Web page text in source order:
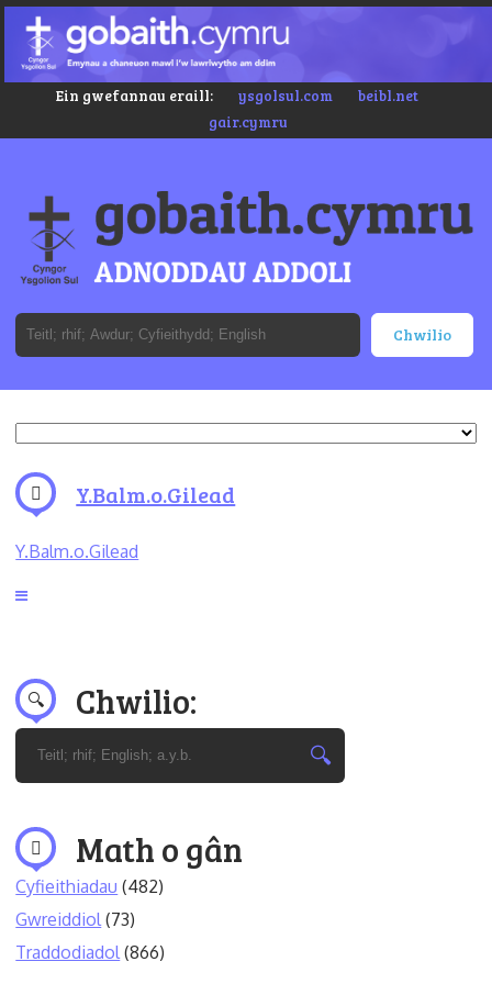
Ein gwefannau eraill: ysgolsul.com
beibl.net
gair.cymru
Y.Balm.o.Gilead
Y.Balm.o.Gilead
Chwilio:
Math o gân
Cyfieithiadau (482)
Gwreiddiol (73)
Traddodiadol (866)